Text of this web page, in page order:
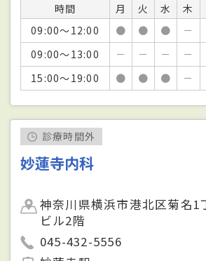
時間 月 火 水 木
09:00～12:00
● ● ● －
09:00～13:00
－ － － －
15:00～19:00
● ● ● －
診療時間外
妙蓮寺内科
神奈川県横浜市港北区菊名
ビル2階
045-432-5556